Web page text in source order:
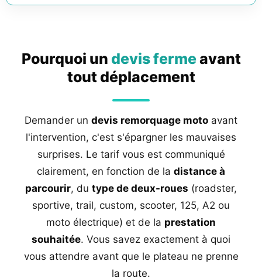
Pourquoi un devis fermeavant
tout déplacement
Demander un devis remorquage moto avant
l'intervention, c'est s'épargner les mauvaises
surprises. Le tarif vous est communiqué
clairement, en fonction de la distance à
parcourir, du type de deux-roues (roadster,
sportive, trail, custom, scooter, 125, A2 ou
moto électrique) et de la prestation
souhaitée. Vous savez exactement à quoi
vous attendre avant que le plateau ne prenne
la route.